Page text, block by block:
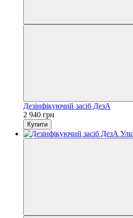
Дезінфікуючий засіб ДезА
2 940 грн
Купити